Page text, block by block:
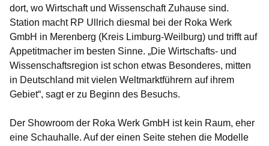
dort, wo Wirtschaft und Wissenschaft Zuhause sind.
Station macht RP Ullrich diesmal bei der Roka Werk
GmbH in Merenberg (Kreis Limburg-Weilburg) und trifft auf
Appetitmacher im besten Sinne. „Die Wirtschafts- und
Wissenschaftsregion ist schon etwas Besonderes, mitten
in Deutschland mit vielen Weltmarktführern auf ihrem
Gebiet“, sagt er zu Beginn des Besuchs.
Der Showroom der Roka Werk GmbH ist kein Raum, eher
eine Schauhalle. Auf der einen Seite stehen die Modelle